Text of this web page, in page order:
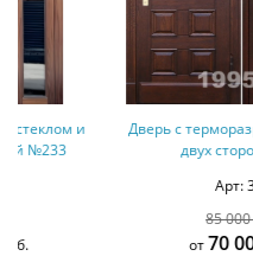
Дверь с терморазрывом и МДФ с
двух сторон №136
руб.